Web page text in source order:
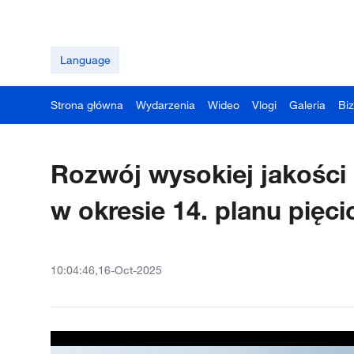
Language
Strona główna Wydarzenia Wideo Vlogi Galeria
Rozwój wysokiej jakości
w okresie 14. planu
10:04:46,16-Oct-2025